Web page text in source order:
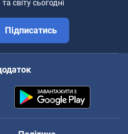
світу сьогодні
Підписатись